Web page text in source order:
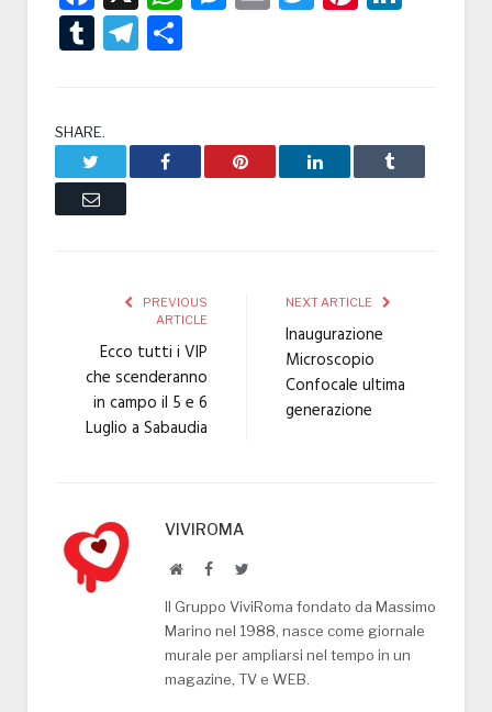
TumblrTelegram
SHARE.
Facebook Pinterest LinkedIn Tumblr
Email
PREVIOUS
ARTICLE
Ecco tutti i VIP
che scenderanno
in campo il 5 e 6
Luglio a Sabaudia
NEXT ARTICLE
Inaugurazione
Microscopio
Confocale ultima
generazione
VIVIROMA
WebsiteFacebookTwitter
Il Gruppo ViviRoma fondato da Massimo
Marino nel 1988, nasce come giornale
murale per ampliarsi nel tempo in un
magazine, TV e WEB.